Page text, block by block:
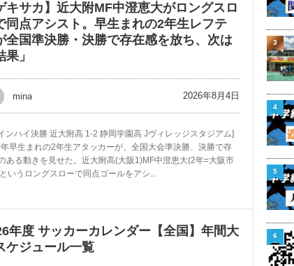
キサカ】近大附MF中澄恵大がロングスロ
同点アシスト。早生まれの2年生レフテ
全国準決勝・決勝で存在感を放ち、次は
果」
mina 2026年8月4日
ンハイ決勝 近大附高 1-2 静岡学園高 Jヴィレッジスタジアム]
早生まれの2年生アタッカーが、全国大会準決勝、決勝で存
ある動きを見せた。近大附高(大阪1)MF中澄恵大(2年=大阪市
いうロングスローで同点ゴールをアシ...
年度 サッカーカレンダー【全国】年間大
ケジュール一覧
3
4
5
6